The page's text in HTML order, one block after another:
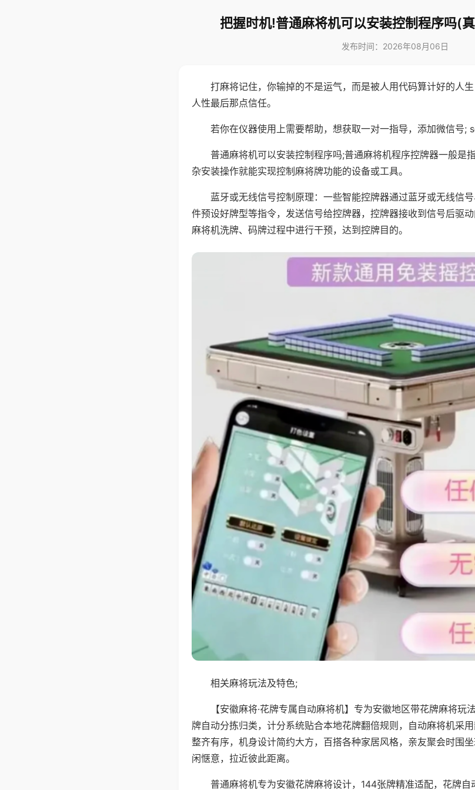
把握时机!普通麻将机可以安装控制程序吗(
发布时间：2026年08月06日
打麻将记住，你输掉的不是运气，而是被人用代码算计好的人
人性最后那点信任。
若你在仪器使用上需要帮助，想获取一对一指导，添加微信号;
普通麻将机可以安装控制程序吗;普通麻将机程序控牌器一般是
杂安装操作就能实现控制麻将牌功能的设备或工具。
蓝牙或无线信号控制原理：一些智能控牌器通过蓝牙或无线信
件预设好牌型等指令，发送信号给控牌器，控牌器接收到信号后驱
麻将机洗牌、码牌过程中进行干预，达到控牌目的。
相关麻将玩法及特色;
【安徽麻将·花牌专属自动麻将机】专为安徽地区带花牌麻将玩
牌自动分拣归类，计分系统贴合本地花牌翻倍规则，自动麻将机采
整齐有序，机身设计简约大方，百搭各种家居风格，亲友聚会时围
闲惬意，拉近彼此距离。
普通麻将机专为安徽花牌麻将设计，144张牌精准适配，花牌